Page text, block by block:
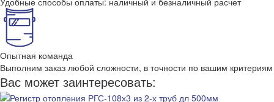
Опытная команда
Выполним заказ любой сложности, в точности по вашим критериям
Вас может заинтересовать: